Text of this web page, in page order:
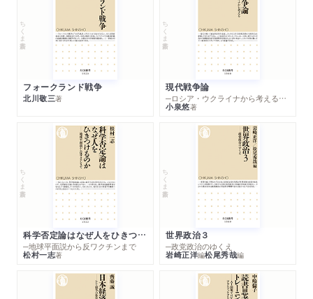
グローバルネット（25年4月号）で紹介されました。
WEB 2025/04/09
プレジデントオンラインで紹介されました。「日本の"賃金
サイクル"は完全に壊れている…｢企業がケチだから｣では
ない､政府が知らんぷりする｢貧乏の元凶｣」
プレジデントオンラインで紹介されました。「｢物価上昇｣
でも｢コメ不足｣でもない…コンビニ､スーパーで消費者が
払わされている"もっとも無駄なコスト"とは」
2025/04/07
朝日新聞SDGs ACTION!で紹介されました。
WEB2025/04/07
プレジデントオンラインで紹介されました。「コメ不足な
のに｢大量のおにぎり｣をゴミにしている…コンビニ店員が
ちくま新書
フォークランド戦争
北川敬三著
ちくま新書
現代戦争論
─ロシア・ウクライナから考える世界の行方
小泉悠著
ちくま新書
科学否定論はなぜ人をひきつけるのか
─地球平面説から反ワクチンまで
松村一志著
ちくま新書
世界政治３
─政党政治のゆくえ
岩崎正洋編松尾秀哉編